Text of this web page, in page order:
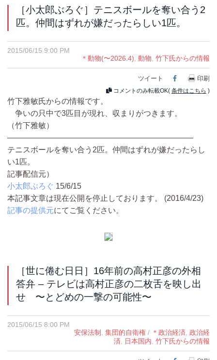
［小太郎ぶろぐ］テニスボールを奪い合う2
匹。仲間はずれが嫌だったらしい1匹。
2015/06/15 9:00 PM
＊動物(〜2026.4), 動物, 竹下氏からの情報
ツイート Facebook
印刷
コメントのみ転載OK( 条件はこちら )
竹下雅敏氏からの情報です。
争いの只中で3匹目が現れ、収まりがつきます。
（竹下雅敏）
――――――――――――――――――――――――
テニスボールを奪い合う2匹。仲間はずれが嫌だったらし
い1匹。
記事配信元）
小太郎ぶろぐ 15/6/15
本記事文章は現在公開を停止しております。 (2016/4/23)
記事の提供元にてご覧ください。
［世に倦む日日］16年前の高村正彦の外相
答弁 – テレビは高村正彦の二枚舌を映し出
せ 〜とどめの一撃の可能性〜
2015/06/15 8:00 PM
安保法制
集団的自衛権 / ＊政治経済 政治経
済
日本国内 竹下氏からの情報